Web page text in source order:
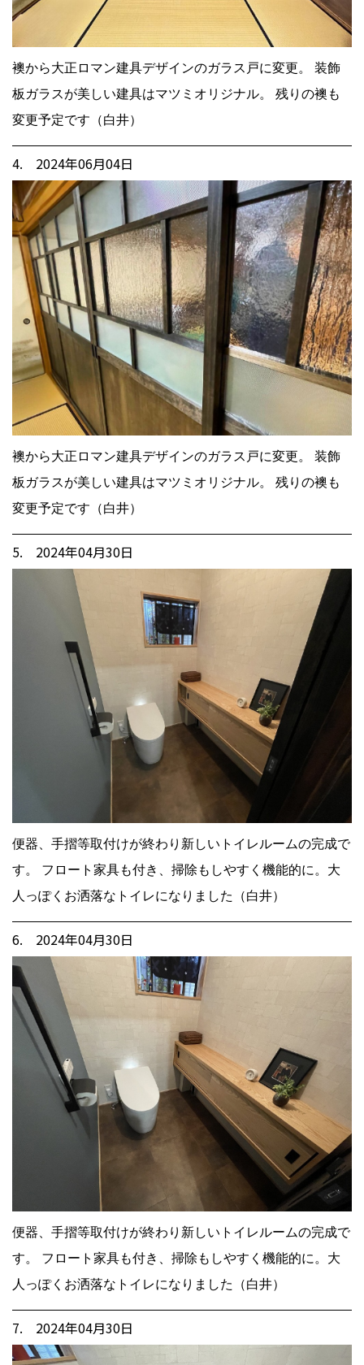
襖から大正ロマン建具デザインのガラス戸に変更。 装飾
板ガラスが美しい建具はマツミオリジナル。 残りの襖も
変更予定です（白井）
4. 2024年06月04日
襖から大正ロマン建具デザインのガラス戸に変更。 装飾
板ガラスが美しい建具はマツミオリジナル。 残りの襖も
変更予定です（白井）
5. 2024年04月30日
便器、手摺等取付けが終わり新しいトイレルームの完成で
す。 フロート家具も付き、掃除もしやすく機能的に。大
人っぽくお洒落なトイレになりました（白井）
6. 2024年04月30日
便器、手摺等取付けが終わり新しいトイレルームの完成で
す。 フロート家具も付き、掃除もしやすく機能的に。大
人っぽくお洒落なトイレになりました（白井）
7. 2024年04月30日